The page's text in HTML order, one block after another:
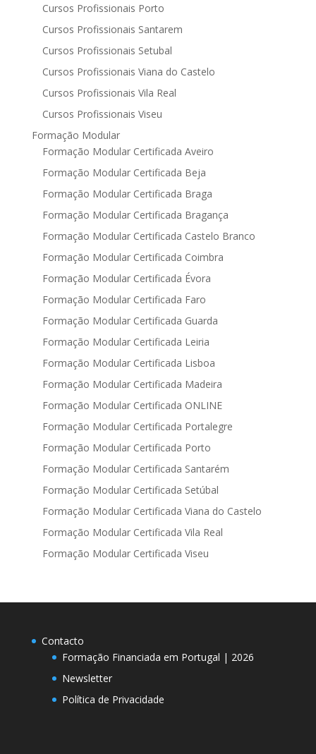
Cursos Profissionais Porto
Cursos Profissionais Santarem
Cursos Profissionais Setubal
Cursos Profissionais Viana do Castelo
Cursos Profissionais Vila Real
Cursos Profissionais Viseu
Formação Modular
Formação Modular Certificada Aveiro
Formação Modular Certificada Beja
Formação Modular Certificada Braga
Formação Modular Certificada Bragança
Formação Modular Certificada Castelo Branco
Formação Modular Certificada Coimbra
Formação Modular Certificada Évora
Formação Modular Certificada Faro
Formação Modular Certificada Guarda
Formação Modular Certificada Leiria
Formação Modular Certificada Lisboa
Formação Modular Certificada Madeira
Formação Modular Certificada ONLINE
Formação Modular Certificada Portalegre
Formação Modular Certificada Porto
Formação Modular Certificada Santarém
Formação Modular Certificada Setúbal
Formação Modular Certificada Viana do Castelo
Formação Modular Certificada Vila Real
Formação Modular Certificada Viseu
Contacto
Formação Financiada em Portugal | 2026
Newsletter
Política de Privacidade